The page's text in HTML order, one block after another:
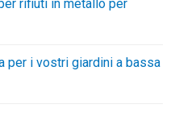
rifiuti in metallo per
per i vostri giardini a bassa